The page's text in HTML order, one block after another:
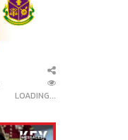
LOADING...